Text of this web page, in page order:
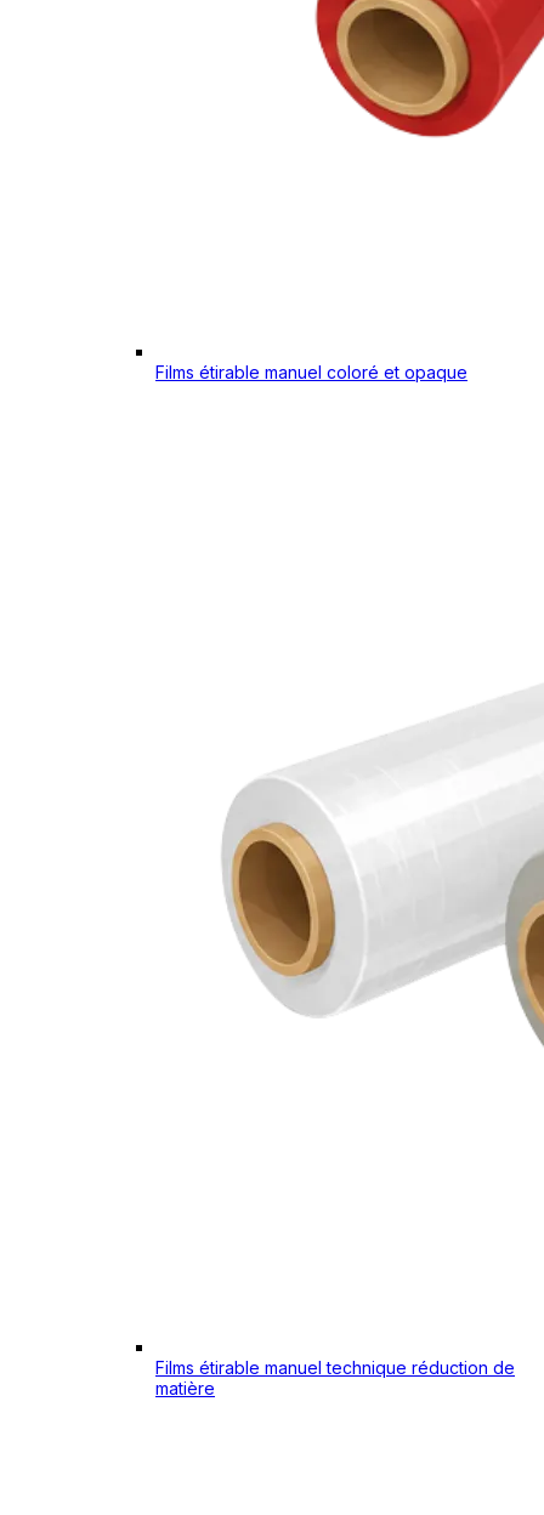
Films étirable manuel coloré et opaque
Films étirable manuel technique réduction de
matière